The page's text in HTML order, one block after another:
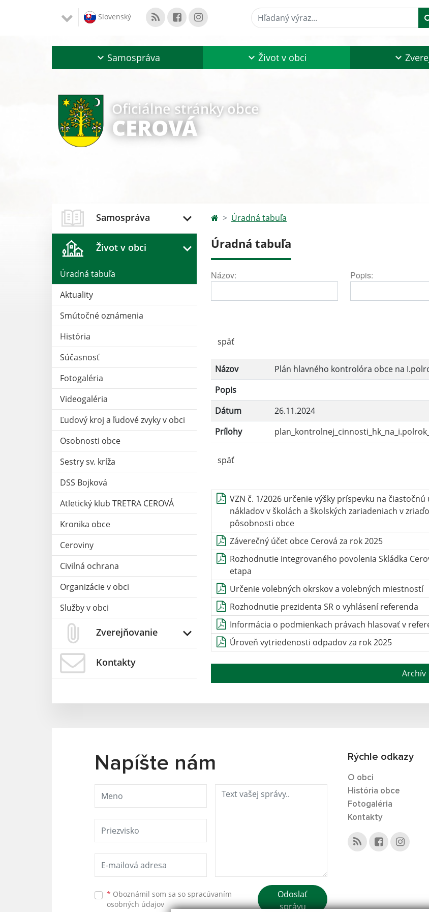
Slovenský Hľadaný výraz...
Samospráva Život v obci
Oficiálne stránky obce
CEROVÁ
Samospráva
Život v obci
Úradná tabuľa
Aktuality
Smútočné oznámenia
História
Súčasnosť
Fotogaléria
Videogaléria
Ľudový kroj a ľudové zvyky v obci
Osobnosti obce
Sestry sv. kríža
DSS Bojková
Atletický klub TRETRA CEROVÁ
Kronika obce
Ceroviny
Civilná ochrana
Organizácie v obci
Služby v obci
Zverejňovanie
Kontakty
Úradná tabuľa
Úradná tabuľa
Názov: Popis:
späť
Názov
Plán hlavného kontrolóra obce na
Popis
Dátum
26.11.2024
Prílohy
späť
VZN č. 1/2026 určenie výšky príspevku na
nákladov v školách a školských zariadeniach v
pôsobnosti obce
Záverečný účet obce Cerová za rok 2025
Rozhodnutie integrovaného povolenia Skládka
etapa
Určenie volebných okrskov a volebných miestností
Rozhodnutie prezidenta SR o vyhlásení referenda
Informácia o podmienkach právach hlasovať v
Úroveň vytriedenosti odpadov za rok 2025
Archív
Napíšte nám
* Oboznámil som sa so spracúvaním
osobných údajov
Odoslať
správu
Rýchle odkazy
O obci
História obce
Fotogaléria
Kontakty